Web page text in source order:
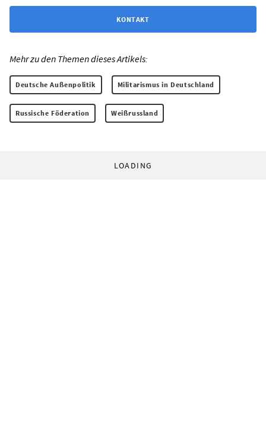
KONTAKT
Mehr zu den Themen dieses Artikels:
Deutsche Außenpolitik Militarismus in Deutschland
Russische Föderation Weißrussland
LOADING